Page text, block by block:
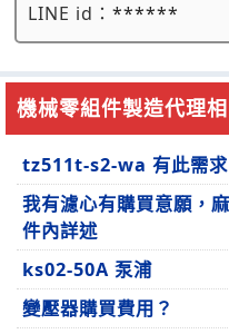
LINE id： ******
機械零組件製造代理
tz511t-s2-wa 有此需求
我有濾心有購買意願，
件內詳述
ks02-50A 泵浦
變壓器購買費用？